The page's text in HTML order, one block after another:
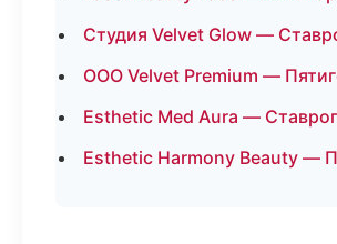
Студия Velvet Glow —
ООО Velvet Premium —
Esthetic Med Aura —
Esthetic Harmony Beauty —